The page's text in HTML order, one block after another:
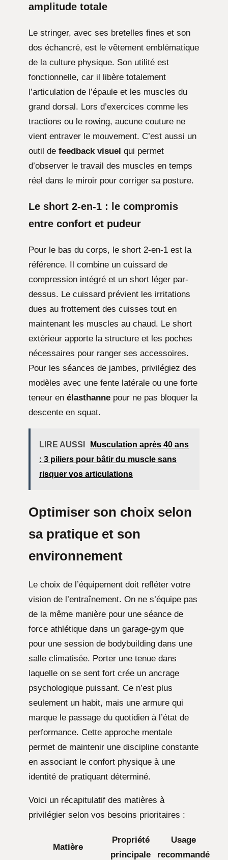
amplitude totale
Le stringer, avec ses bretelles fines et son
dos échancré, est le vêtement emblématique
de la culture physique. Son utilité est
fonctionnelle, car il libère totalement
l’articulation de l’épaule et les muscles du
grand dorsal. Lors d’exercices comme les
tractions ou le rowing, aucune couture ne
vient entraver le mouvement. C’est aussi un
outil de feedback visuel qui permet
d’observer le travail des muscles en temps
réel dans le miroir pour corriger sa posture.
Le short 2-en-1 : le compromis
entre confort et pudeur
Pour le bas du corps, le short 2-en-1 est la
référence. Il combine un cuissard de
compression intégré et un short léger par-
dessus. Le cuissard prévient les irritations
dues au frottement des cuisses tout en
maintenant les muscles au chaud. Le short
extérieur apporte la structure et les poches
nécessaires pour ranger ses accessoires.
Pour les séances de jambes, privilégiez des
modèles avec une fente latérale ou une forte
teneur en élasthanne pour ne pas bloquer la
descente en squat.
LIRE AUSSI
Musculation après 40 ans
: 3 piliers pour bâtir du muscle sans
risquer vos articulations
Optimiser son choix selon
sa pratique et son
environnement
Le choix de l’équipement doit refléter votre
vision de l’entraînement. On ne s’équipe pas
de la même manière pour une séance de
force athlétique dans un garage-gym que
pour une session de bodybuilding dans une
salle climatisée. Porter une tenue dans
laquelle on se sent fort crée un ancrage
psychologique puissant. Ce n’est plus
seulement un habit, mais une armure qui
marque le passage du quotidien à l’état de
performance. Cette approche mentale
permet de maintenir une discipline constante
en associant le confort physique à une
identité de pratiquant déterminé.
Voici un récapitulatif des matières à
privilégier selon vos besoins prioritaires :
Matière
Propriété
principale
Usage
recommandé